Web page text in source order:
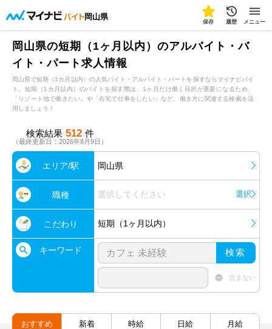
岡山県
保存 履歴 メニュー
岡山県の短期（1ヶ月以内）のアルバイト・バ
イト・パート求人情報
岡山県で短期（1カ月以内）の人気バイト・アルバイト・パートを探すならマイナビバイ
ト。短期（1カ月以内）のバイトを探す際は、1ヶ月だけ働く目的が重要になるため、
「リゾート地で働きたい」や「在宅で仕事をしたい」など、働き方に関連する検索を活
用しましょう！
検索結果 512 件
（最終更新日：2026年8月9日）
エリア/駅 岡山県
職種 選択してください 選択
こだわり 短期（1ヶ月以内）
キーワード 検索
含まない
おすすめ 新着 時給 日給 月給